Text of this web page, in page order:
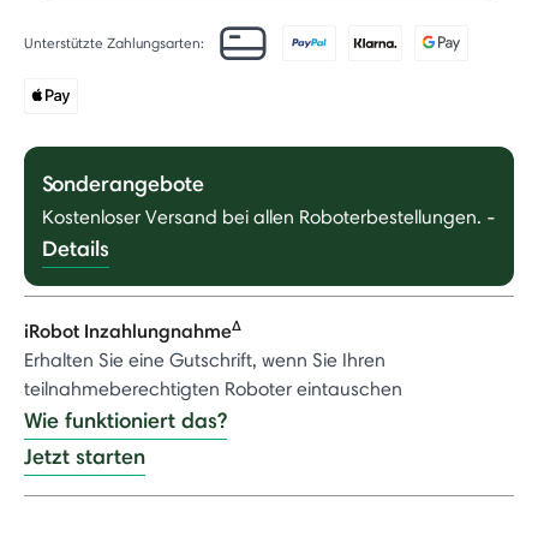
Unterstützte Zahlungsarten:
Sonderangebote
Kostenloser Versand bei allen Roboterbestellungen. -
Details
iRobot InzahlungnahmeΔ
Erhalten Sie eine Gutschrift, wenn Sie Ihren
teilnahmeberechtigten Roboter eintauschen
Wie funktioniert das?
Jetzt starten